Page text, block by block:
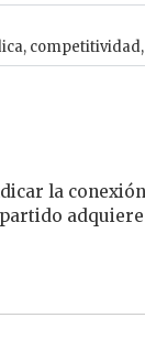
, competitividad,
la